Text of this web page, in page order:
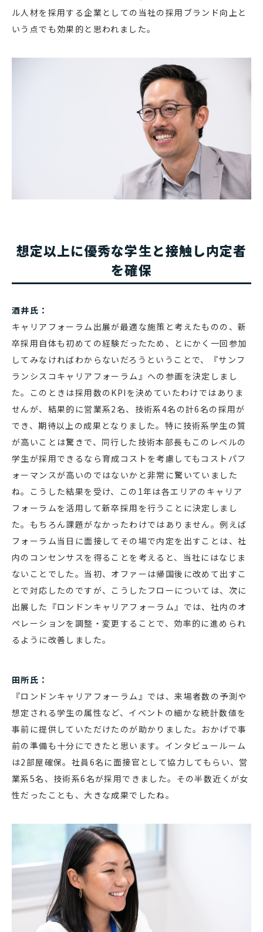
ル人材を採用する企業としての当社の採用ブランド向上と
いう点でも効果的と思われました。
想定以上に優秀な学生と接触し内定者
を確保
酒井氏：
キャリアフォーラム出展が最適な施策と考えたものの、新
卒採用自体も初めての経験だったため、とにかく一回参加
してみなければわからないだろうということで、『サンフ
ランシスコキャリアフォーラム』への参画を決定しまし
た。このときは採用数のKPIを決めていたわけではありま
せんが、結果的に営業系2名、技術系4名の計6名の採用が
でき、期待以上の成果となりました。特に技術系学生の質
が高いことは驚きで、同行した技術本部長もこのレベルの
学生が採用できるなら育成コストを考慮してもコストパフ
ォーマンスが高いのではないかと非常に驚いていました
ね。こうした結果を受け、この1年は各エリアのキャリア
フォーラムを活用して新卒採用を行うことに決定しまし
た。もちろん課題がなかったわけではありません。例えば
フォーラム当日に面接してその場で内定を出すことは、社
内のコンセンサスを得ることを考えると、当社にはなじま
ないことでした。当初、オファーは帰国後に改めて出すこ
とで対応したのですが、こうしたフローについては、次に
出展した『ロンドンキャリアフォーラム』では、社内のオ
ペレーションを調整・変更することで、効率的に進められ
るように改善しました。
田所氏：
『ロンドンキャリアフォーラム』では、来場者数の予測や
想定される学生の属性など、イベントの細かな統計数値を
事前に提供していただけたのが助かりました。おかげで事
前の準備も十分にできたと思います。インタビュールーム
は2部屋確保。社員6名に面接官として協力してもらい、営
業系5名、技術系6名が採用できました。その半数近くが女
性だったことも、大きな成果でしたね。